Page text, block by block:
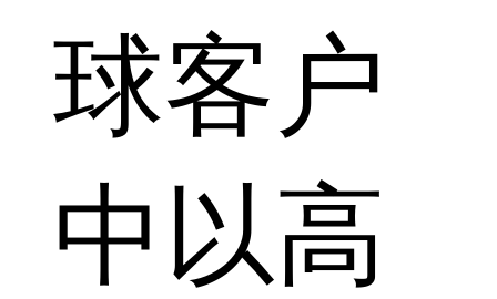
球客户
中以高